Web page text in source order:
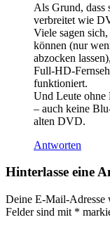
Als Grund, dass
verbreitet wie
Viele sagen
können (nur
abzocken
Full-HD-
funktioniert.
Und Leute ohne
– auch keine
alten DVD.
Antworten
Hinterlasse eine
Deine E-Mail-
Felder sind mit *